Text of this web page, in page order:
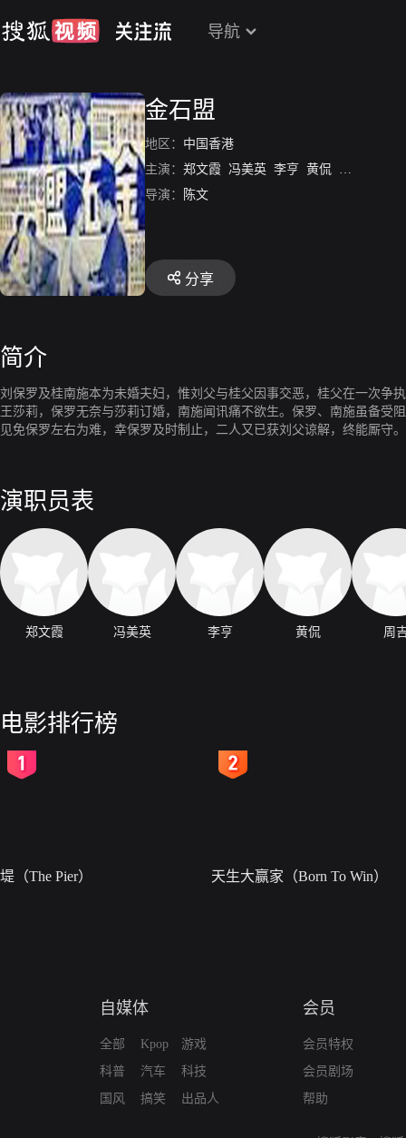
导航
金石盟
地区： 中国香港
主演： 郑文霞 冯美英 李亨 黄侃 周吉
导演：
陈文
分享
简介
刘保罗及桂南施本为未婚夫妇，惟刘父与桂父因事交恶，桂父在一次争
王莎莉，保罗无奈与莎莉订婚，南施闻讯痛不欲生。保罗、南施虽备
见免保罗左右为难，幸保罗及时制止，二人又已获刘父谅解，终能厮守。
演职员表
郑文霞 冯美英 李亨 黄侃 周
电影排行榜
堤（The Pier） 天生大赢家（Born To Win）
自媒体
全部
科普
国风
Kpop
汽车
搞笑
游戏
科技
出品人
会员
会员特权
会员剧场
帮助